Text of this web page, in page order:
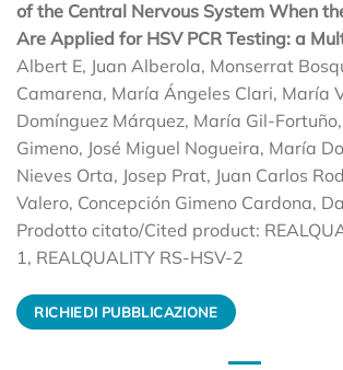
of the Central Nervous System When
Are Applied for HSV PCR Testing: a
Albert E, Juan Alberola, Monserrat
Camarena, María Ángeles Clari, María
Domínguez Márquez, María Gil-
Gimeno, José Miguel Nogueira, María
Nieves Orta, Josep Prat, Juan Carlos
Valero, Concepción Gimeno Cardona,
Prodotto citato/Cited product:
1, REALQUALITY RS-HSV-2
RICHIEDI PUBBLICAZIONE